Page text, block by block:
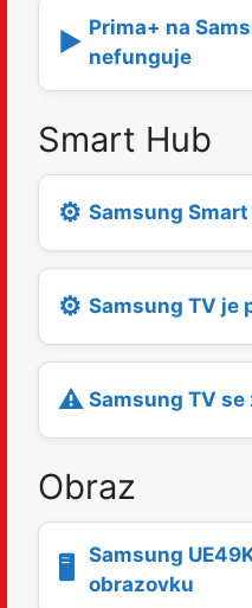
▶️ Prima+ na
nefunguje
Smart Hub
⚙️ Samsung
⚙️ Samsung TV je
⚠️ Samsung TV
Obraz
🖥️
Samsung
obrazovku